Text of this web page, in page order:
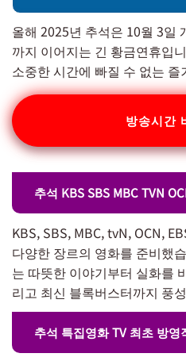
올해 2025년 추석은 10월 3일
까지 이어지는 긴 황금연휴입
소중한 시간에 빠질 수 없는
방송시간
추석 KBS SBS MBC TVN
KBS, SBS, MBC, tvN, OCN,
다양한 장르의 영화를 준비했
는 따뜻한 이야기부터 실화를
리고 최신 블록버스터까지 풍
추석 특집영화 TV 최초 방영